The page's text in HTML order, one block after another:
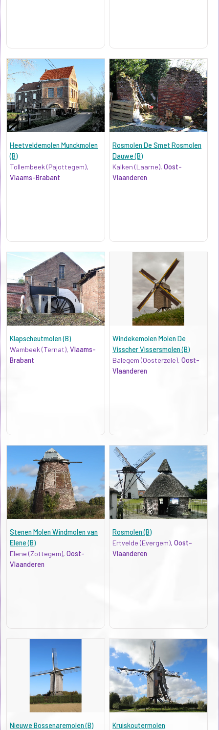
Heetveldemolen Munckmolen
(B)
Tollembeek (Pajottegem),
Vlaams-Brabant
Rosmolen De Smet Rosmolen
Dauwe (B)
Kalken (Laarne),Oost-
Vlaanderen
Klapscheutmolen (B)
Wambeek (Ternat), Vlaams-
Brabant
Windekemolen Molen De
Visscher Vissersmolen (B)
Balegem (Oosterzele),Oost-
Vlaanderen
Stenen Molen Windmolen van
Elene (B)
Elene (Zottegem), Oost-
Vlaanderen
Rosmolen (B)
Ertvelde (Evergem),Oost-
Vlaanderen
Nieuwe Bossenaremolen (B)
Kruiskoutermolen